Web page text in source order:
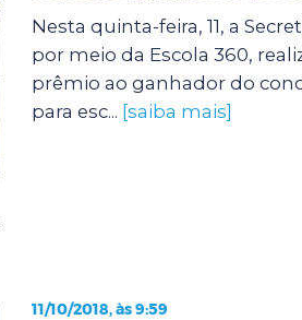
Nesta quinta-feira, 11, a
por meio da Escola 360,
prêmio ao ganhador do
para esc... [saiba mais]
11/10/2018, às 9:59